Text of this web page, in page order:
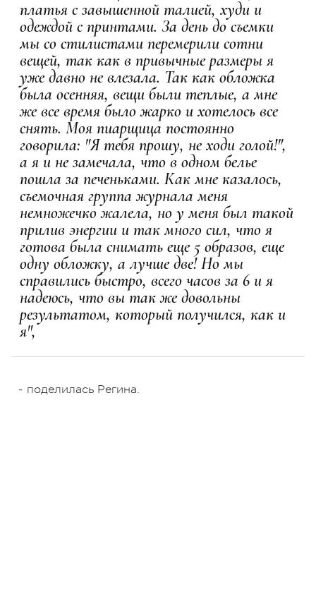
платья с завышенной талией, худи и
одеждой с принтами. За день до съемки
мы со стилистами перемерили сотни
вещей, так как в привычные размеры я
уже давно не влезала. Так как обложка
была осенняя, вещи были теплые, а мне
же все время было жарко и хотелось все
снять. Моя пиарщица постоянно
говорила: "Я тебя прошу, не ходи голой!",
а я и не замечала, что в одном белье
пошла за печеньками. Как мне казалось,
съемочная группа журнала меня
немножечко жалела, но у меня был такой
прилив энергии и так много сил, что я
готова была снимать еще 5 образов, еще
одну обложку, а лучше две! Но мы
справились быстро, всего часов за 6 и я
надеюсь, что вы так же довольны
результатом, который получился, как и
я",
- поделилась Регина.